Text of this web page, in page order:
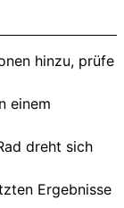
hinzu, prüfe
einem
dreht sich
Ergebnisse